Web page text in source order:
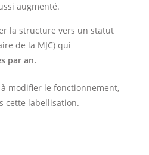
augmenté.
la structure vers un statut
de la MJC) qui
par an.
modifier le fonctionnement,
cette labellisation.